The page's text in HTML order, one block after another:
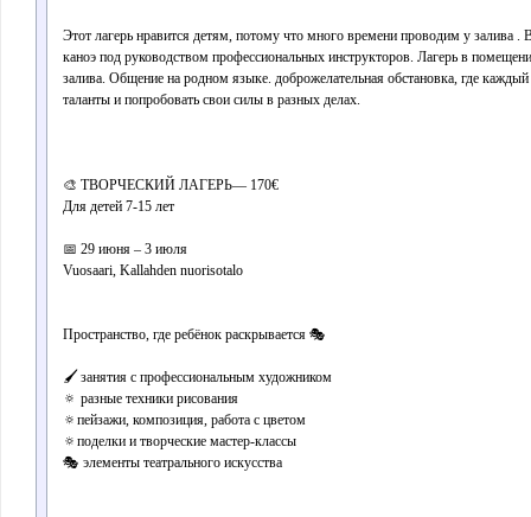
Этот лагерь нравится детям, потому что много времени проводим у залива .
каноэ под руководством профессиональных инструкторов. Лагерь в
залива. Общение на родном языке. доброжелательная обстановка, где
таланты и попробовать свои силы в разных делах.
🎨 ТВОРЧЕСКИЙ ЛАГЕРЬ— 170€
Для детей 7-15 лет
📅 29 июня – 3 июля
Vuosaari, Kallahden nuorisotalo
Пространство, где ребёнок раскрывается 🎭
🖌️ занятия с профессиональным художником
🔅 разные техники рисования
🔅пейзажи, композиция, работа с цветом
🔅поделки и творческие мастер-классы
🎭 элементы театрального искусства